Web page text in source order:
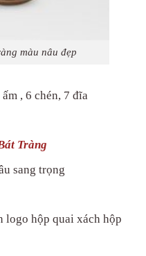
màu nâu đẹp
, 6 chén, 7 đĩa
Tràng
sang trọng
logo hộp quai xách hộp